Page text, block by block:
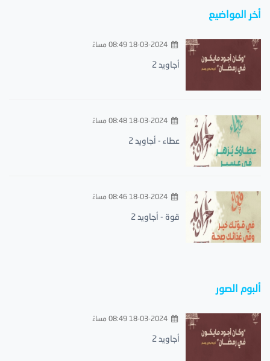
أخر المواضيع
18-03-2024 08:49 مساءً
أجاويد 2
18-03-2024 08:48 مساءً
عطاء - أجاويد 2
18-03-2024 08:46 مساءً
قوة - أجاويد 2
ألبوم الصور
18-03-2024 08:49 مساءً
أجاويد 2